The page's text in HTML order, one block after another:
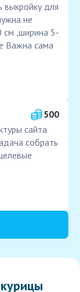
выкройку для
не
см ,ширина 5-
Важна сама
500
сайта
собрать